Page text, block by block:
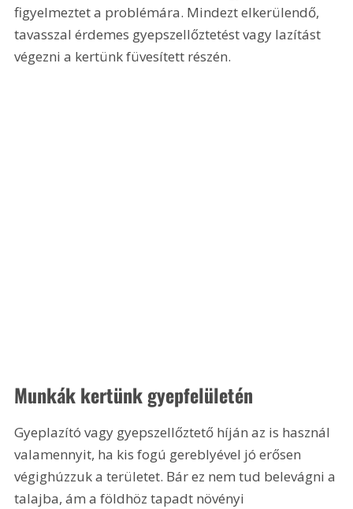
figyelmeztet a problémára. Mindezt elkerülendő,
tavasszal érdemes gyepszellőztetést vagy lazítást
végezni a kertünk füvesített részén.
Munkák kertünk gyepfelületén
Gyeplazító vagy gyepszellőztető híján az is használ
valamennyit, ha kis fogú gereblyével jó erősen
végighúzzuk a területet. Bár ez nem tud belevágni a
talajba, ám a földhöz tapadt növényi